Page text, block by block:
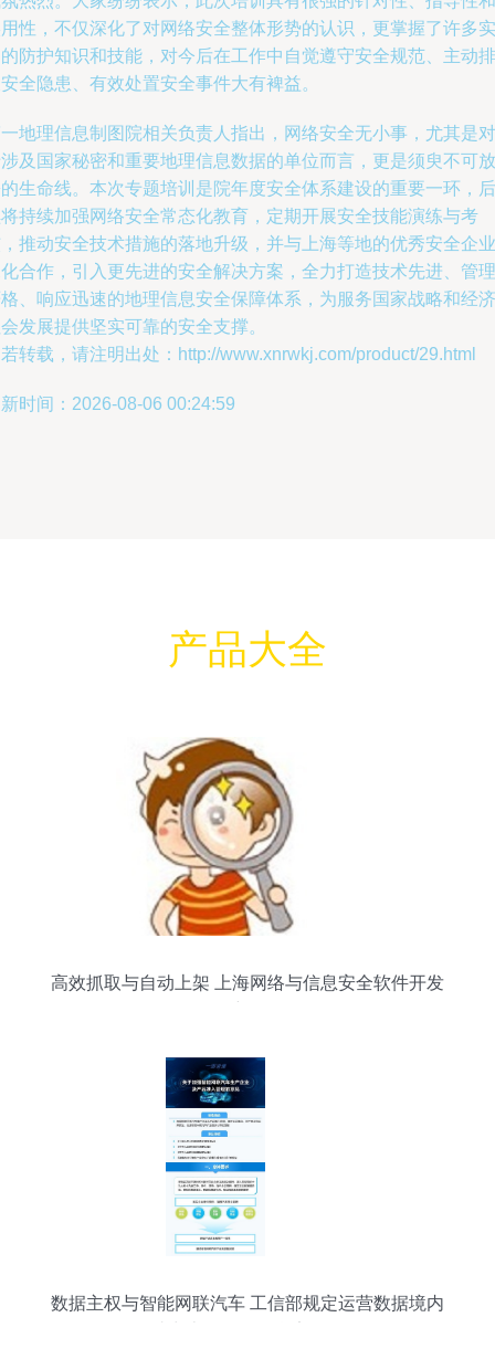
性，不仅深化了对网络安全整体形势的认识，更掌握了许多实
防护知识和技能，对今后在工作中自觉遵守安全规范、主动排
全隐患、有效处置安全事件大有裨益。
地理信息制图院相关负责人指出，网络安全无小事，尤其是对
及国家秘密和重要地理信息数据的单位而言，更是须臾不可放
生命线。本次专题培训是院年度安全体系建设的重要一环，后
持续加强网络安全常态化教育，定期开展安全技能演练与考
推动安全技术措施的落地升级，并与上海等地的优秀安全企业
合作，引入更先进的安全解决方案，全力打造技术先进、管理
、响应迅速的地理信息安全保障体系，为服务国家战略和经济
发展提供坚实可靠的安全支撑。
转载，请注明出处：http://www.xnrwkj.com/product/29.html
时间：2026-08-06 00:24:59
产品大全
高效抓取与自动上架 上海网络与信息安全软件开发
数据主权与智能网联汽车 工信部规定运营数据境内